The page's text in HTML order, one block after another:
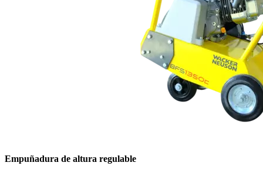
Empuñadura de altura regulable